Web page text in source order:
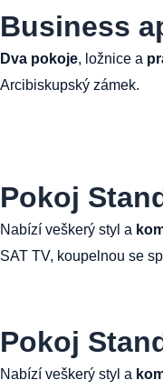
Business
Dva pokoje, ložnice a
Arcibiskupský zámek.
Pokoj
Nabízí veškerý styl a
SAT TV, koupelnou se
Pokoj
Nabízí veškerý styl a